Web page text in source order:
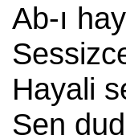
Ab-ı
Hayali
Sen